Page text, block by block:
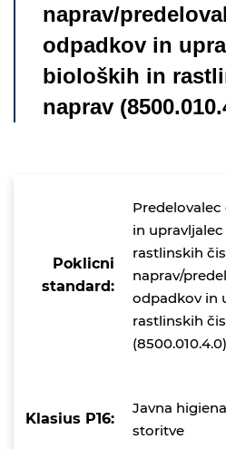
naprav/
odpadkov in
bioloških in
naprav
Poklicni
standard:
in
rastlinskih
naprav/
odpadkov in
rastlinskih
(8500.010.4.0)
Klasius P16:
Javna
storitve